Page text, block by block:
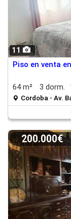
11
Piso en venta
64 m² 3 dorm.
Cordoba - Av.
200.000€